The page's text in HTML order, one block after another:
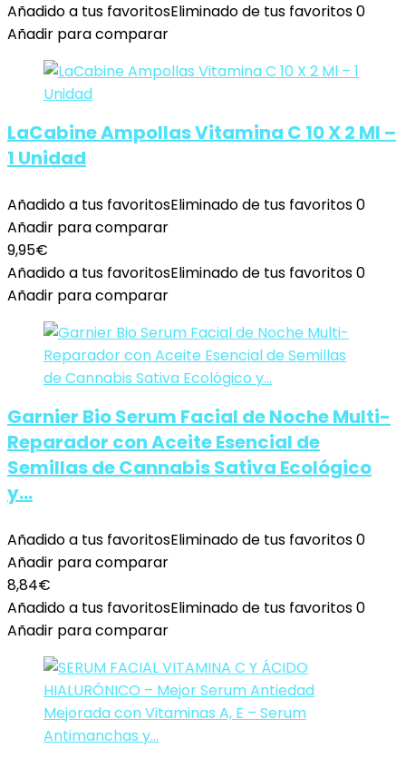
Añadido a tus favoritosEliminado de tus favoritos0
Añadir para comparar
LaCabine Ampollas Vitamina C 10 X 2 Ml –
1 Unidad
Añadido a tus favoritosEliminado de tus favoritos0
Añadir para comparar
9,95€
Añadido a tus favoritosEliminado de tus favoritos0
Añadir para comparar
Garnier Bio Serum Facial de Noche Multi-
Reparador con Aceite Esencial de
Semillas de Cannabis Sativa Ecológico
y…
Añadido a tus favoritosEliminado de tus favoritos0
Añadir para comparar
8,84€
Añadido a tus favoritosEliminado de tus favoritos0
Añadir para comparar